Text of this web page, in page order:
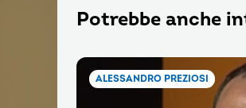
Potrebbe anche
ALESSANDRO PREZIOSI